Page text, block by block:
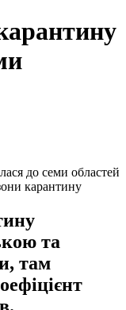
карантину
та
там